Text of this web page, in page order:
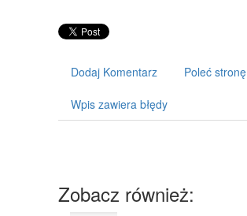
ART. SPOŻYWCZE
Dodaj Komentarz Poleć stronę
Wpis zawiera błędy
Zobacz również: